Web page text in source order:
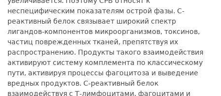
неспецифическим показателям острой фазы. С-
реактивный белок связывает широкий спектр
лигандов-компонентов микроорганизмов, токсинов,
частиц поврежденных тканей, препятствуя их
распространению. Продукты такого взаимодействия
активируют систему комплемента по классическому
пути, активируя процессы фагоцитоза и выведение
вредных продуктов. С-реактивный белок
взаимодействуя с Т-лимфоцитами, фагоцитами и